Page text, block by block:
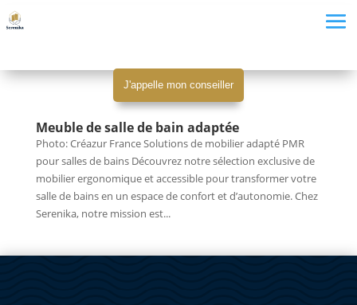
J'appelle mon conseiller
Meuble de salle de bain adaptée
Photo: Créazur France Solutions de mobilier adapté PMR
pour salles de bains Découvrez notre sélection exclusive de
mobilier ergonomique et accessible pour transformer votre
salle de bains en un espace de confort et d’autonomie. Chez
Serenika, notre mission est...